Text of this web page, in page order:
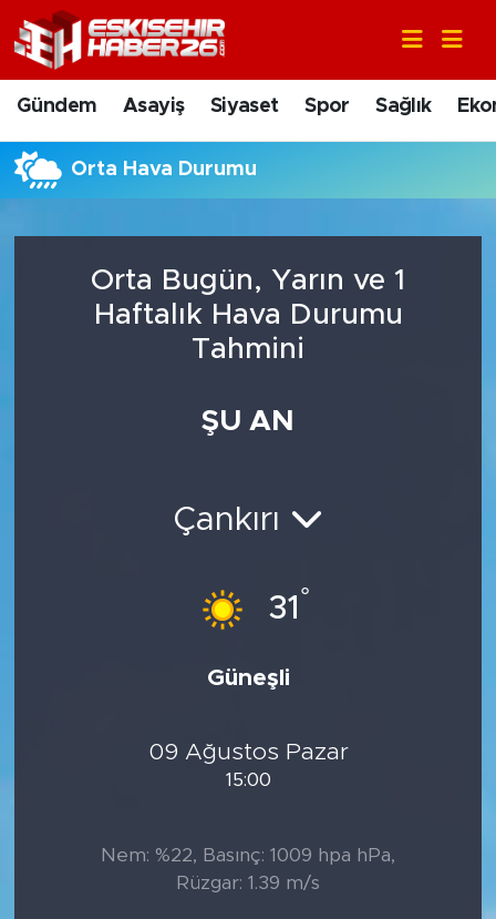
Gündem Asayiş Siyaset Spor Sağlık
Orta Hava Durumu
Orta Bugün, Yarın ve 1
Haftalık Hava Durumu
Tahmini
ŞU AN
Çankırı
31 °
Güneşli
09 Ağustos Pazar
15:00
Nem: %22, Basınç: 1009 hpa hPa,
Rüzgar: 1.39 m/s
Gündem
Asayiş
Siyaset
Sağlık
Nöbetçi Eczaneler
Hava Durumu
Trafik Durumu
Tüm Manşetler